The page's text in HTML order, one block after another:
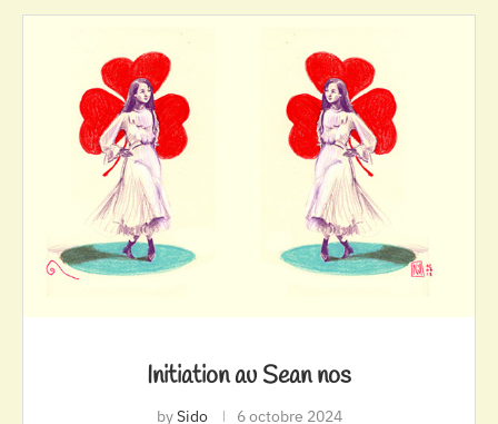
Initiation au Sean nos
bySido 6 octobre 2024